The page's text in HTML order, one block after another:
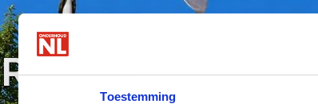
Toestemming
Raad van